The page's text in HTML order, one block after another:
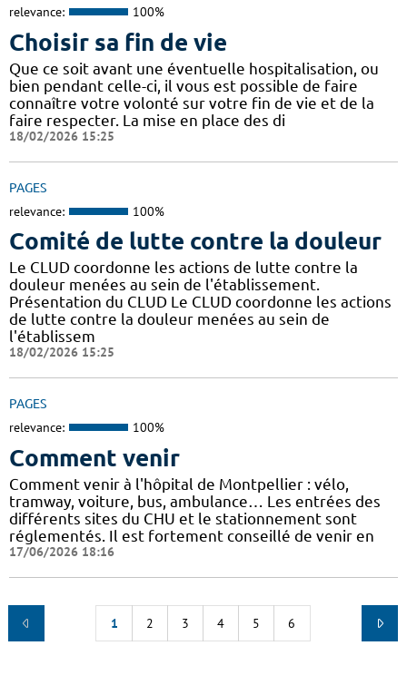
relevance: 100%
Choisir sa fin de vie
Que ce soit avant une éventuelle hospitalisation, ou
bien pendant celle-ci, il vous est possible de faire
connaître votre volonté sur votre fin de vie et de la
faire respecter. La mise en place des di
18/02/2026 15:25
PAGES
relevance: 100%
Comité de lutte contre la douleur
Le CLUD coordonne les actions de lutte contre la
douleur menées au sein de l'établissement.
Présentation du CLUD Le CLUD coordonne les actions
de lutte contre la douleur menées au sein de
l'établissem
18/02/2026 15:25
PAGES
relevance: 100%
Comment venir
Comment venir à l'hôpital de Montpellier : vélo,
tramway, voiture, bus, ambulance… Les entrées des
différents sites du CHU et le stationnement sont
réglementés. Il est fortement conseillé de venir en
17/06/2026 18:16
1 2 3 4 5 6